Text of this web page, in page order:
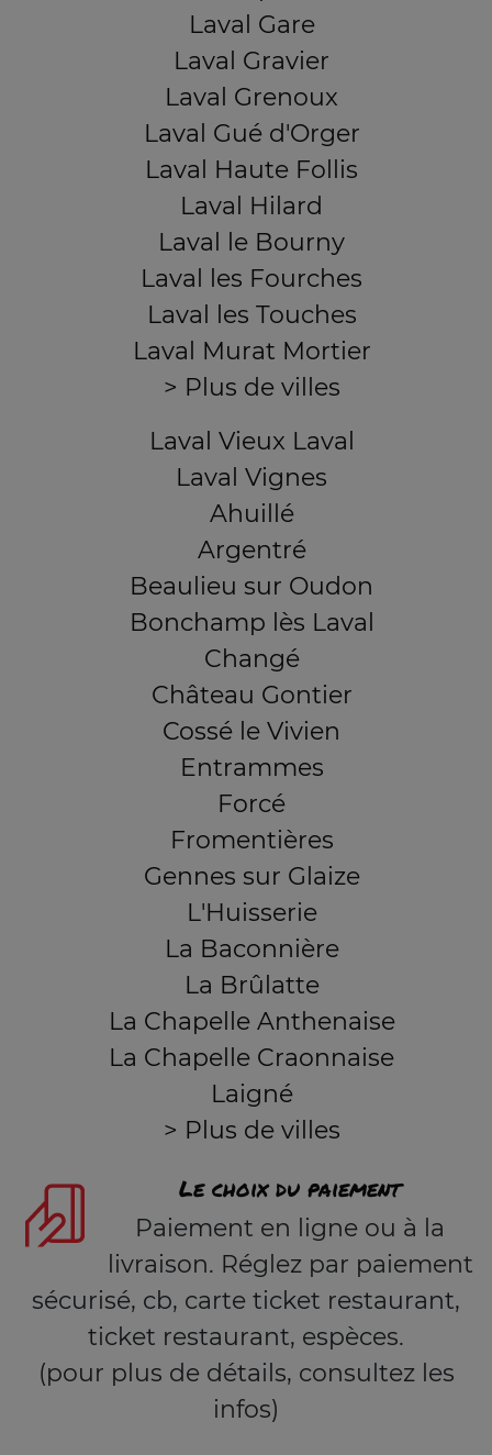
Laval Gare
Laval Gravier
Laval Grenoux
Laval Gué d'Orger
Laval Haute Follis
Laval Hilard
Laval le Bourny
Laval les Fourches
Laval les Touches
Laval Murat Mortier
> Plus de villes
Laval Vieux Laval
Laval Vignes
Ahuillé
Argentré
Beaulieu sur Oudon
Bonchamp lès Laval
Changé
Château Gontier
Cossé le Vivien
Entrammes
Forcé
Fromentières
Gennes sur Glaize
L'Huisserie
La Baconnière
La Brûlatte
La Chapelle Anthenaise
La Chapelle Craonnaise
Laigné
> Plus de villes
Le choix du paiement
Paiement en ligne ou à la
livraison. Réglez par paiement
sécurisé, cb, carte ticket restaurant,
ticket restaurant, espèces.
(pour plus de détails, consultez les
infos)